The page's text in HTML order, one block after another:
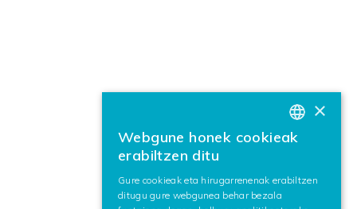
BASQUE
×
Webgune honek cookieak
erabiltzen ditu
Gure cookieak eta hirugarrenenak erabiltzen
ditugu gure webgunea behar bezala